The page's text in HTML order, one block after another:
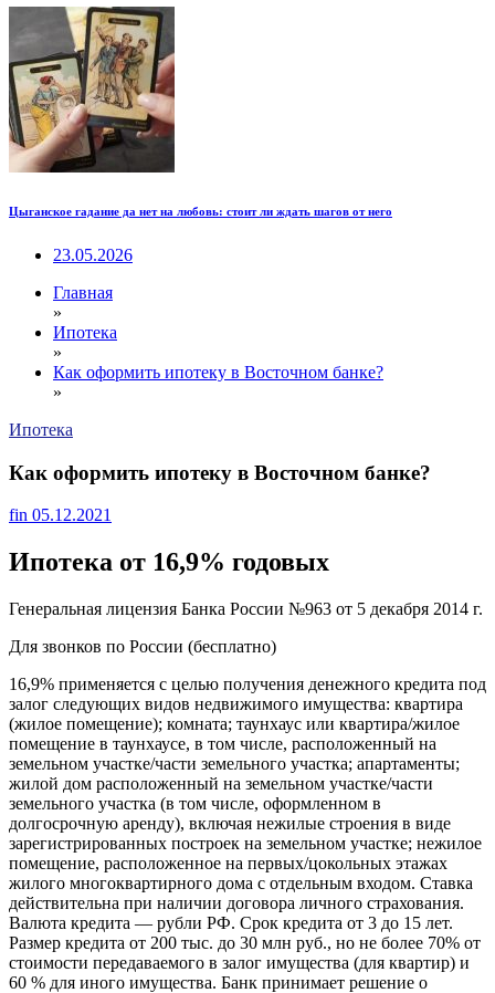
Цыганское гадание да нет на любовь: стоит ли ждать шагов от него
23.05.2026
Главная
»
Ипотека
»
Как оформить ипотеку в Восточном банке?
»
Ипотека
Как оформить ипотеку в Восточном банке?
fin 05.12.2021
Ипотека от 16,9% годовых
Генеральная лицензия Банка России №963 от 5 декабря 2014 г.
Для звонков по России (бесплатно)
16,9% применяется с целью получения денежного кредита под
залог следующих видов недвижимого имущества: квартира
(жилое помещение); комната; таунхаус или квартира/жилое
помещение в таунхаусе, в том числе, расположенный на
земельном участке/части земельного участка; апартаменты;
жилой дом расположенный на земельном участке/части
земельного участка (в том числе, оформленном в
долгосрочную аренду), включая нежилые строения в виде
зарегистрированных построек на земельном участке; нежилое
помещение, расположенное на первых/цокольных этажах
жилого многоквартирного дома с отдельным входом. Ставка
действительна при наличии договора личного страхования.
Валюта кредита — рубли РФ. Срок кредита от 3 до 15 лет.
Размер кредита от 200 тыс. до 30 млн руб., но не более 70% от
стоимости передаваемого в залог имущества (для квартир) и
60 % для иного имущества. Банк принимает решение о